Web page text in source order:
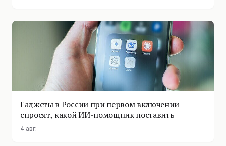
Гаджеты в России при первом включении
спросят, какой ИИ-помощник поставить
4 авг.